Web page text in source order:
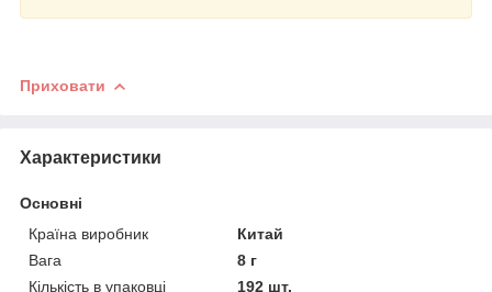
Приховати
Характеристики
Основні
Країна виробник
Китай
Вага
8 г
Кількість в упаковці
192 шт.